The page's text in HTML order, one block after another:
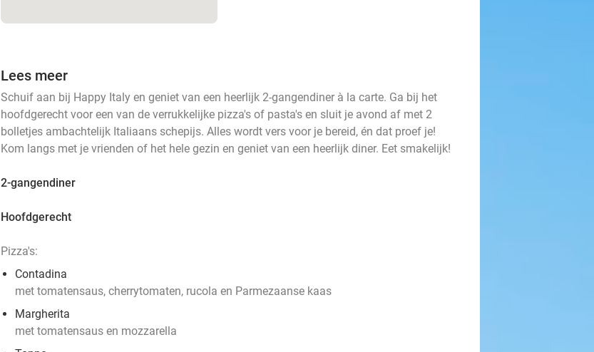
Lees meer
Schuif aan bij Happy Italy en geniet van een heerlijk 2-gangendiner à la carte. Ga bij het
hoofdgerecht voor een van de verrukkelijke pizza's of pasta's en sluit je avond af met 2
bolletjes ambachtelijk Italiaans schepijs. Alles wordt vers voor je bereid, én dat proef je!
Kom langs met je vrienden of het hele gezin en geniet van een heerlijk diner. Eet smakelijk!
2-gangendiner
Hoofdgerecht
Pizza's:
Contadina
met tomatensaus, cherrytomaten, rucola en Parmezaanse kaas
Margherita
met tomatensaus en mozzarella